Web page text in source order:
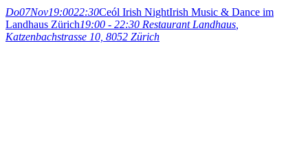
Do07Nov19:0022:30Ceól Irish NightIrish Music & Dance im
Landhaus Zürich19:00 - 22:30 Restaurant Landhaus
Katzenbachstrasse 10, 8052 Zürich